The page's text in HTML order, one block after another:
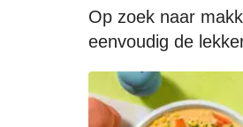
Op zoek naar
eenvoudig de